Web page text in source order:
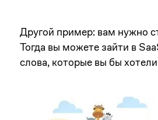
Другой пример: вам нужно
Тогда вы можете зайти в
слова, которые вы бы